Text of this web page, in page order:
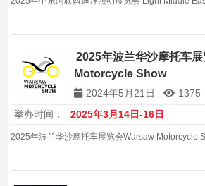
2025年波兰华沙摩托车
Motorcycle Show
2024年5月21日
1375
举办时间：
2025年3月14日-16日
2025年波兰华沙摩托车展览会Warsaw Motorcycle